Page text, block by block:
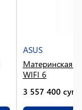
ASUS
Материнская
WIFI 6
3 557 400 сум